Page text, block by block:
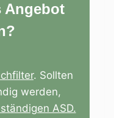
Angebot
. Sollten
werden,
ASD.